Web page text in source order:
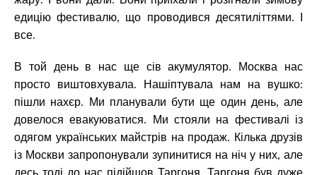
едицію фестивалю, що проводився десятиліттями. І
все.
В той день в нас ще сів акумулятор. Москва нас
просто виштовхувала. Нашіптувала нам на вушко:
пішли нахєр. Ми планували бути ще один день, але
довелося евакуюватися. Ми стояли на фестивалі із
одягом українських майстрів на продаж. Кілька друзів
із Москви запропонували зупинитися на ніч у них, але
десь тоді до нас підійшов Таргоня. Таргоня був дуже